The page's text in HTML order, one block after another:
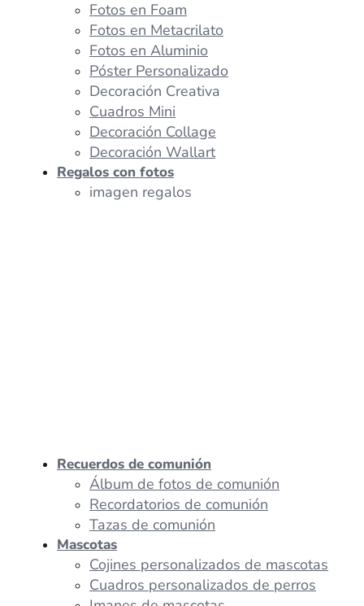
Fotos en Foam
Fotos en Metacrilato
Fotos en Aluminio
Póster Personalizado
Decoración Creativa
Cuadros Mini
Decoración Collage
Decoración Wallart
Regalos con fotos
imagen regalos
Recuerdos de comunión
Álbum de fotos de comunión
Recordatorios de comunión
Tazas de comunión
Mascotas
Cojines personalizados de mascotas
Cuadros personalizados de perros